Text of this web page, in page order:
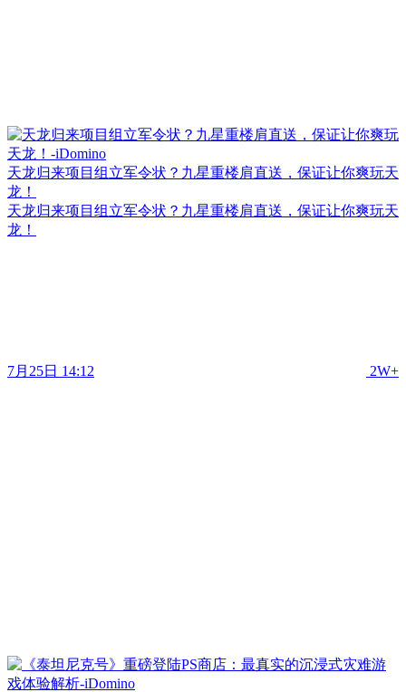
天龙归来项目组立军令状？九星重楼肩直送，保证让你爽玩天
龙！
天龙归来项目组立军令状？九星重楼肩直送，保证让你爽玩天
龙！
7月25日 14:12 2W+